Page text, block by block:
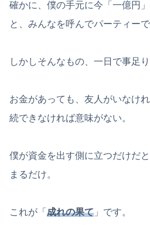
確かに、僕の手元に今「一億円
と、みんなを呼んでパーティー
しかしそんなもの、一日で事足り
お金があっても、友人がいなけ
続できなければ意味がない。
僕が資金を出す側に立つだけだ
まるだけ。
これが「 成れの果て 」です。